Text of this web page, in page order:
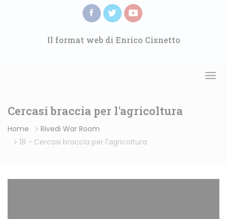
Il format web di Enrico Cisnetto
Cercasi braccia per l'agricoltura
Home
Rivedi War Room
18 - Cercasi braccia per l'agricoltura